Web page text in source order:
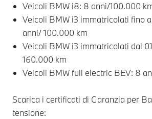
Veicoli BMW i8: 8 anni/100.000
Veicoli BMW i3 immatricolati fino
anni/ 100.000 km
Veicoli BMW i3 immatricolati dal
160.000 km
Veicoli BMW full electric BEV: 8
Scarica i certificati di Garanzia per
tensione: